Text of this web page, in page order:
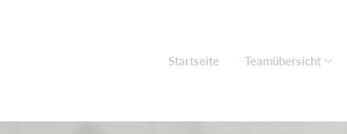
Startseite Teamübersicht